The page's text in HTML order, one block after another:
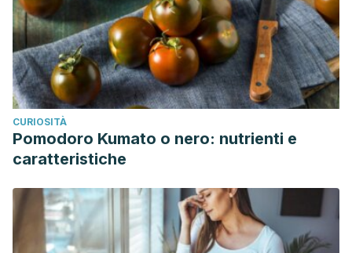
CURIOSITÀ
Pomodoro Kumato o nero: nutrienti e
caratteristiche